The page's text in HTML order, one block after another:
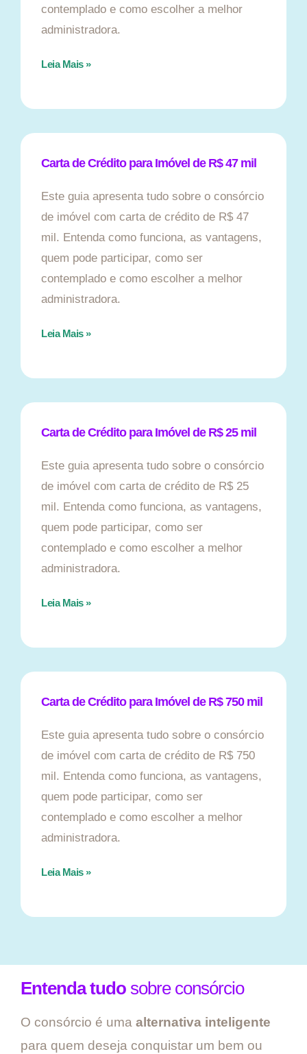
contemplado e como escolher a melhor
administradora.
Leia Mais »
Carta de Crédito para Imóvel de R$ 47 mil
Este guia apresenta tudo sobre o consórcio
de imóvel com carta de crédito de R$ 47
mil. Entenda como funciona, as vantagens,
quem pode participar, como ser
contemplado e como escolher a melhor
administradora.
Leia Mais »
Carta de Crédito para Imóvel de R$ 25 mil
Este guia apresenta tudo sobre o consórcio
de imóvel com carta de crédito de R$ 25
mil. Entenda como funciona, as vantagens,
quem pode participar, como ser
contemplado e como escolher a melhor
administradora.
Leia Mais »
Carta de Crédito para Imóvel de R$ 750 mil
Este guia apresenta tudo sobre o consórcio
de imóvel com carta de crédito de R$ 750
mil. Entenda como funciona, as vantagens,
quem pode participar, como ser
contemplado e como escolher a melhor
administradora.
Leia Mais »
Entenda tudo sobre consórcio
O consórcio é uma alternativa inteligente
para quem deseja conquistar um bem ou